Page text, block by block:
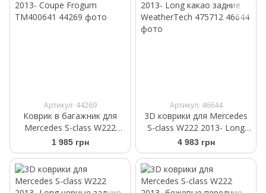
Артикул: 44269
Коврик в багажник для
Mercedes S-class W222
2013- Coupe Frogum
TM400641
1 985 грн
Артикул: 46644
3D коврики для Mercedes
S-class W222 2013- Long
какао задние WeatherTech
475712
4 983 грн